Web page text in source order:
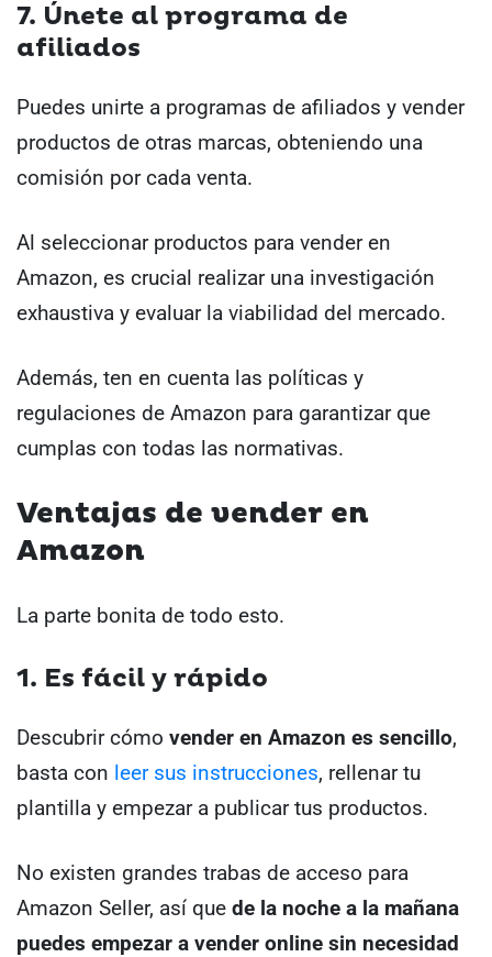
7. Únete al programa de
afiliados
Puedes unirte a programas de afiliados y vender
productos de otras marcas, obteniendo una
comisión por cada venta.
Al seleccionar productos para vender en
Amazon, es crucial realizar una investigación
exhaustiva y evaluar la viabilidad del mercado.
Además, ten en cuenta las políticas y
regulaciones de Amazon para garantizar que
cumplas con todas las normativas.
Ventajas de vender en
Amazon
La parte bonita de todo esto.
1. Es fácil y rápido
Descubrir cómo vender en Amazon es sencillo,
basta con leer sus instrucciones, rellenar tu
plantilla y empezar a publicar tus productos.
No existen grandes trabas de acceso para
Amazon Seller, así que de la noche a la mañana
puedes empezar a vender online sin necesidad